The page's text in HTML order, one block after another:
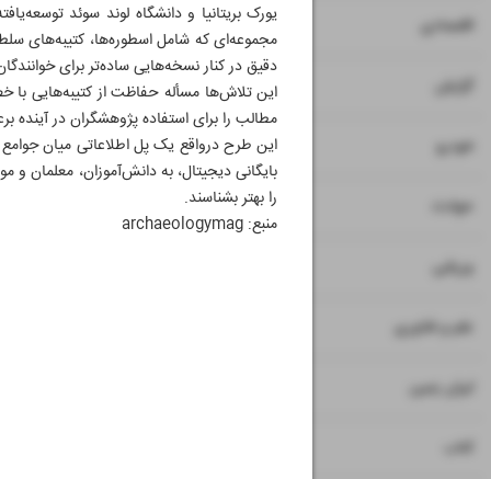
یورک بریتانیا و دانشگاه لوند سوئد
مجموعه‌ای که شامل اسطوره‌ها، کتیبه‌های
دقیق در کنار نسخه‌هایی ساده‌تر برای
این تلاش‌ها مسأله حفاظت از کتیبه‌هایی با
مطالب را برای استفاده پژوهشگران در آینده
این طرح درواقع یک پل اطلاعاتی میان
بایگانی دیجیتال، به دانش‌آموزان، معلمان
را بهتر بشناسند.
منبع: archaeologymag
اقتصادی ۷ ۸
گزارش ۹
خودرو ۱۰
حوادث ۱۱
ورزشی
علم و فناوری
ایران زمین
کتاب